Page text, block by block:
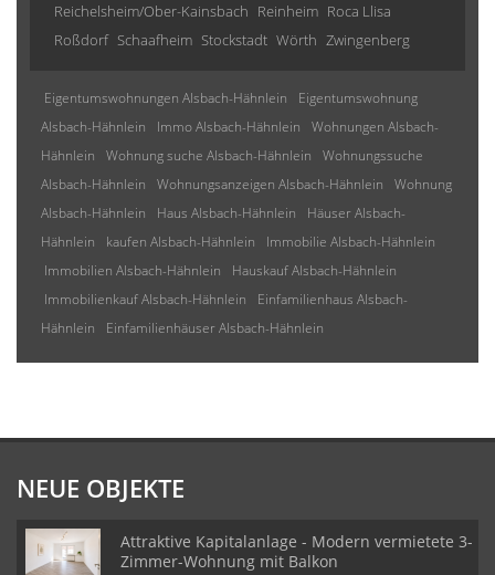
Reichelsheim/Ober-Kainsbach Reinheim Roca Llisa
Roßdorf Schaafheim Stockstadt Wörth Zwingenberg
Eigentumswohnungen Alsbach-Hähnlein
Eigentumswohnung
Alsbach-Hähnlein
Immo Alsbach-Hähnlein
Wohnungen Alsbach-
Hähnlein
Wohnung suche Alsbach-Hähnlein
Wohnungssuche
Alsbach-Hähnlein
Wohnungsanzeigen Alsbach-Hähnlein
Wohnung
Alsbach-Hähnlein
Haus Alsbach-Hähnlein
Häuser Alsbach-
Hähnlein
kaufen Alsbach-Hähnlein
Immobilie Alsbach-Hähnlein
Immobilien Alsbach-Hähnlein
Hauskauf Alsbach-Hähnlein
Immobilienkauf Alsbach-Hähnlein
Einfamilienhaus Alsbach-
Hähnlein
Einfamilienhäuser Alsbach-Hähnlein
NEUE OBJEKTE
Attraktive Kapitalanlage - Modern vermietete 3-
Zimmer-Wohnung mit Balkon